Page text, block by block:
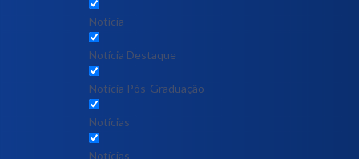
Notícia
Notícia Destaque
Noticia Pós-Graduação
Notícias
Notícias